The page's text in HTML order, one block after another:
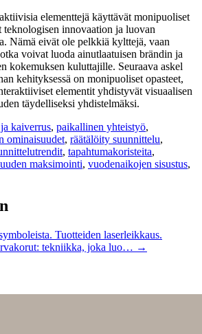
elementtejä käyttävät monipuoliset
teknologisen innovaation ja luovan
Nämä eivät ole pelkkiä kylttejä, vaan
voivat luoda ainutlaatuisen brändin ja
kokemuksen kuluttajille. Seuraava askel
kehityksessä on monipuoliset opasteet,
elementit yhdistyvät visuaalisen
täydelliseksi yhdistelmäksi.
kaiverrus, paikallinen yhteistyö,
ominaisuudet, räätälöity suunnittelu,
, tapahtumakoristeita,
maksimointi, vuodenaikojen sisustus,
Tuotteiden laserleikkaus.
tekniikka, joka luo… →